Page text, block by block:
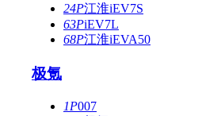
24P江淮iEV7S
63PiEV7L
68P江淮iEVA50
极氪
1P007